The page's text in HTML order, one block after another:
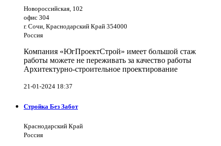
Новороссийская, 102
офис 304
г. Сочи, Краснодарский Край 354000
Россия
Компания «ЮгПроектСтрой» имеет большой стаж
работы можете не переживать за качество работы
Архитектурно-строительное проектирование
21-01-2024 18:37
Стройка Без Забот
Краснодарский Край
Россия